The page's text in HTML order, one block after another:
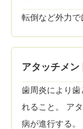
転倒など外力で
アタッチメン
歯周炎により歯
れること。 ア
病が進行する。